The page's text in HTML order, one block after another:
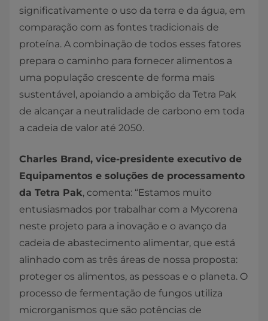
significativamente o uso da terra e da água, em
comparação com as fontes tradicionais de
proteína. A combinação de todos esses fatores
prepara o caminho para fornecer alimentos a
uma população crescente de forma mais
sustentável, apoiando a ambição da Tetra Pak
de alcançar a neutralidade de carbono em toda
a cadeia de valor até 2050.
Charles Brand, vice-presidente executivo de
Equipamentos e soluções de processamento
da Tetra Pak, comenta: “Estamos muito
entusiasmados por trabalhar com a Mycorena
neste projeto para a inovação e o avanço da
cadeia de abastecimento alimentar, que está
alinhado com as três áreas de nossa proposta:
proteger os alimentos, as pessoas e o planeta. O
processo de fermentação de fungos utiliza
microrganismos que são potências de